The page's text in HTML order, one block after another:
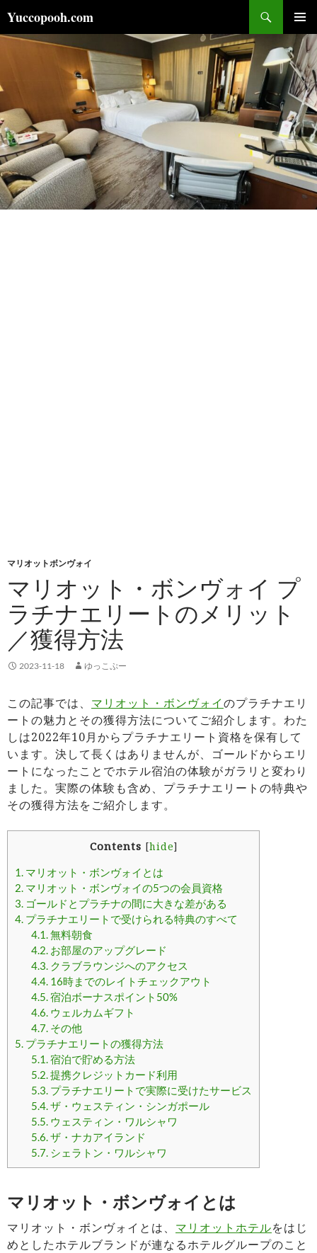
ン
テ
へ
ス
キ
ッ
プ
Yuccopooh.com
索
メインメ
ニュー
マリオットボンヴォイ
マリオット・ボンヴォイ プ
ラチナエリートのメリット
／獲得方法
2023-11-18 ゆっこぷー
この記事では、 マリオット・ボンヴォイのプラチナエリ
ートの魅力とその獲得方法についてご紹介します。わた
しは2022年10月からプラチナエリート資格を保有して
います。決して長くはありませんが、ゴールドからエリ
ートになったことでホテル宿泊の体験がガラリと変わり
ました。実際の体験も含め、プラチナエリートの特典や
その獲得方法をご紹介します。
Contents [hide]
1. マリオット・ボンヴォイとは
2. マリオット・ボンヴォイの5つの会員資格
3. ゴールドとプラチナの間に大きな差がある
4. プラチナエリートで受けられる特典のすべて
4.1.無料朝食
4.2.お部屋のアップグレード
4.3.クラブラウンジへのアクセス
4.4.16時までのレイトチェックアウト
4.5.宿泊ボーナスポイント50%
4.6.ウェルカムギフト
4.7.その他
5. プラチナエリートの獲得方法
5.1.宿泊で貯める方法
5.2.提携クレジットカード利用
5.3.プラチナエリートで実際に受けたサービス
5.4.ザ・ウェスティン・シンガポール
5.5.ウェスティン・ワルシャワ
5.6.ザ・ナカアイランド
5.7.シェラトン・ワルシャワ
マリオット・ボンヴォイとは
マリオット・ボンヴォイとは、 マリオットホテルをはじ
めとしたホテルブランドが連なるホテルグループのこと